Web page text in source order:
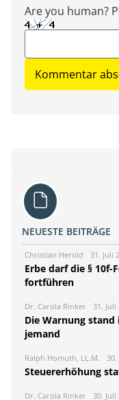
Are you human?
NEUESTE BEITRÄGE
Christian Herold 31. Juli
Erbe darf die §
fortführen
Dr. Carola Rinker 31. Juli
Die Warnung
jemand
Ralph Homuth, LL.M.
Steuererhöhung
Dr. Carola Rinker 30. Juli